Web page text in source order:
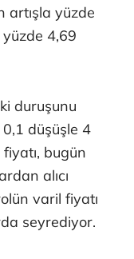
artışla yüzde
4,69
duruşunu
düşüşle 4
fiyatı, bugün
alıcı
varil fiyatı
seyrediyor.